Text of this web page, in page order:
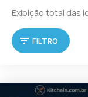
Exibição total das
FILTRO